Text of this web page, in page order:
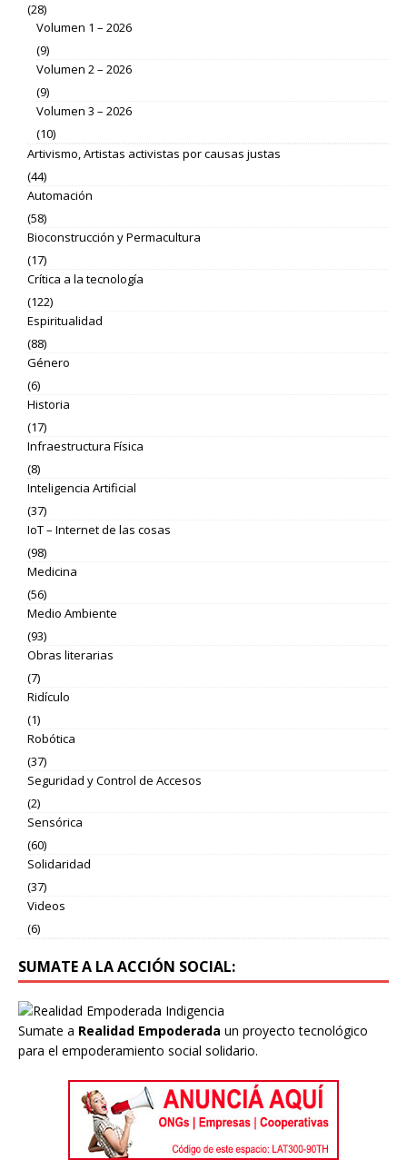
(28)
Volumen 1 – 2026
(9)
Volumen 2 – 2026
(9)
Volumen 3 – 2026
(10)
Artivismo, Artistas activistas por causas justas
(44)
Automación
(58)
Bioconstrucción y Permacultura
(17)
Crítica a la tecnología
(122)
Espiritualidad
(88)
Género
(6)
Historia
(17)
Infraestructura Física
(8)
Inteligencia Artificial
(37)
IoT – Internet de las cosas
(98)
Medicina
(56)
Medio Ambiente
(93)
Obras literarias
(7)
Ridículo
(1)
Robótica
(37)
Seguridad y Control de Accesos
(2)
Sensórica
(60)
Solidaridad
(37)
Videos
(6)
SUMATE A LA ACCIÓN SOCIAL:
Sumate a Realidad Empoderada un proyecto tecnológico
para el empoderamiento social solidario.